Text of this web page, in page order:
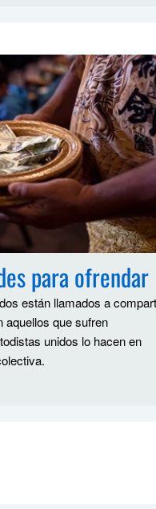
para ofrendar
están llamados a
aquellos que sufren
unidos lo hacen en